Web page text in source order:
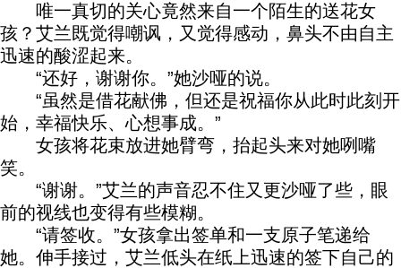
唯一真切的关心竟然来自一个陌生的送花女
孩？艾兰既觉得嘲讽，又觉得感动，鼻头不由自主
迅速的酸涩起来。
“还好，谢谢你。”她沙哑的说。
“虽然是借花献佛，但还是祝福你从此时此刻开
始，幸福快乐、心想事成。”
女孩将花束放进她臂弯，抬起头来对她咧嘴
笑。
“谢谢。”艾兰的声音忍不住又更沙哑了些，眼
前的视线也变得有些模糊。
“请签收。”女孩拿出签单和一支原子笔递给
她。伸手接过，艾兰低头在纸上迅速的签下自己的